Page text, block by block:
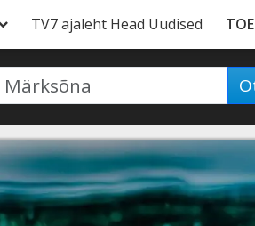
TV7 ajaleht Head Uudised